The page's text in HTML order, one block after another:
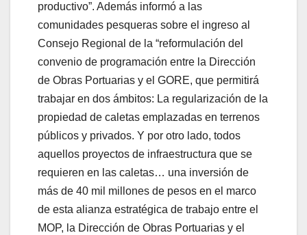
productivo”. Además informó a las
comunidades pesqueras sobre el ingreso al
Consejo Regional de la “reformulación del
convenio de programación entre la Dirección
de Obras Portuarias y el GORE, que permitirá
trabajar en dos ámbitos: La regularización de la
propiedad de caletas emplazadas en terrenos
públicos y privados. Y por otro lado, todos
aquellos proyectos de infraestructura que se
requieren en las caletas… una inversión de
más de 40 mil millones de pesos en el marco
de esta alianza estratégica de trabajo entre el
MOP, la Dirección de Obras Portuarias y el